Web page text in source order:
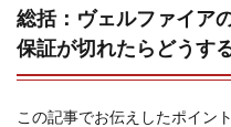
総括：ヴェルファイア
保証が切れたらどうす
この記事でお伝えしたポイン